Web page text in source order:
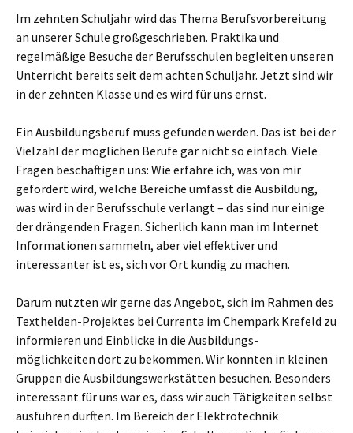
Im zehnten Schuljahr wird das Thema Berufsvorbereitung
an unserer Schule großgeschrieben. Praktika und
regelmäßige Besuche der Berufsschulen begleiten unseren
Unterricht bereits seit dem achten Schuljahr. Jetzt sind wir
in der zehnten Klasse und es wird für uns ernst.
Ein Ausbildungsberuf muss gefunden werden. Das ist bei der
Vielzahl der möglichen Berufe gar nicht so einfach. Viele
Fragen beschäftigen uns: Wie erfahre ich, was von mir
gefordert wird, welche Bereiche umfasst die Ausbildung,
was wird in der Berufsschule verlangt – das sind nur einige
der drängenden Fragen. Sicherlich kann man im Internet
Informationen sammeln, aber viel effektiver und
interessanter ist es, sich vor Ort kundig zu machen.
Darum nutzten wir gerne das Angebot, sich im Rahmen des
Texthelden-Projektes bei Currenta im Chempark Krefeld zu
informieren und Einblicke in die Ausbildungs-
möglichkeiten dort zu bekommen. Wir konnten in kleinen
Gruppen die Ausbildungswerkstätten besuchen. Besonders
interessant für uns war es, dass wir auch Tätigkeiten selbst
ausführen durften. Im Bereich der Elektrotechnik